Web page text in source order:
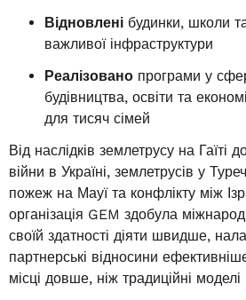
Відновлені будинки, школи
важливої інфраструктури
Реалізовано програми у
будівництва, освіти та
для тисяч сімей
Від наслідків землетрусу на Гаїті
війни в Україні, землетрусів у
пожеж на Мауї та конфлікту між
організація GEM здобула
своїй здатності діяти швидше,
партнерські відносини
місці довше, ніж традиційні